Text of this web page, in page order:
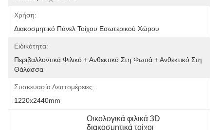
Χρήση:
Διακοσμητικό Πάνελ Τοίχου Εσωτερικού Χώρου
Ειδικότητα:
Περιβαλλοντικά Φιλικό + Ανθεκτικό Στη Φωτιά + Ανθεκτικό Στη
Θάλασσα
Συσκευασία Λεπτομέρειες:
1220x2440mm
Οικολογικά φιλικά 3D
διακοσμητικά τοίχοι